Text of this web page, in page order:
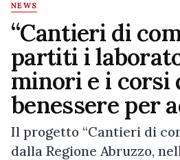
NEWS
“Cantieri di
partiti i
minori e i corsi
benessere per
Il progetto “Cantieri di
dalla Regione Abruzzo,